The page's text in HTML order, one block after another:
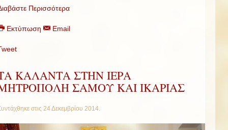
Περισσότερα
Εκτύπωση Email
ΚΑΛΑΝΤΑ ΣΤΗΝ ΙΕΡΑ
ΣΑΜΟΥ ΚΑΙ ΙΚΑΡΙΑΣ
στις 24 Δεκεμβρίου 2014.